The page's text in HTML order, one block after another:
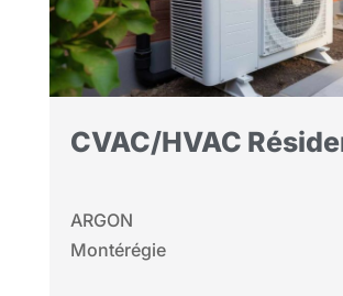
CVAC/HVAC
ARGON
Montérégie